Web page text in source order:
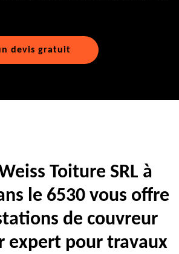
devis gratuit
Toiture SRL à
le 6530 vous offre
de couvreur
expert pour travaux